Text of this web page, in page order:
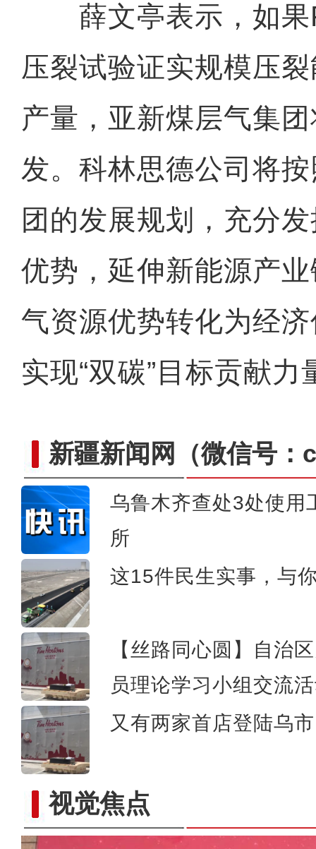
薛文亭表示，如果
压裂试验证实规模压
产量，亚新煤层气集
发。科林思德公司将
团的发展规划，充分
优势，延伸新能源产
气资源优势转化为经
实现“双碳”目标贡献力
新疆新闻网 （微信号
乌鲁木齐查处3处使用
所
这15件民生实事，与
【丝路同心圆】自治
员理论学习小组交流
又有两家首店登陆乌
视觉焦点
初秋时节 新疆伊犁河谷草
重大革命历史题材电影《天